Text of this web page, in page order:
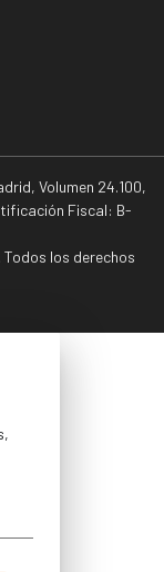
Volumen 24.100,
Fiscal: B-
los derechos